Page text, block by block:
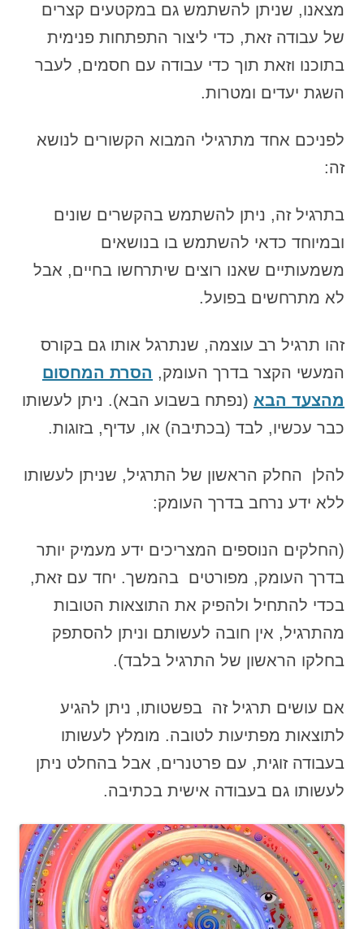
מצאנו, שניתן להשתמש גם במקטעים קצרים
של עבודה זאת, כדי ליצור התפתחות פנימית
בתוכנו וזאת תוך כדי עבודה עם חסמים, לעבר
השגת יעדים ומטרות.
לפניכם אחד מתרגילי המבוא הקשורים לנושא
זה:
בתרגיל זה, ניתן להשתמש בהקשרים שונים
ובמיוחד כדאי להשתמש בו בנושאים
משמעותיים שאנו רוצים שיתרחשו בחיים, אבל
לא מתרחשים בפועל.
זהו תרגיל רב עוצמה, שנתרגל אותו גם בקורס
המעשי הקצר בדרך העומק, הסרת המחסום
מהצעד הבא (נפתח בשבוע הבא). ניתן לעשותו
כבר עכשיו, לבד (בכתיבה) או, עדיף, בזוגות.
להלן החלק הראשון של התרגיל, שניתן לעשותו
ללא ידע נרחב בדרך העומק:
(החלקים הנוספים המצריכים ידע מעמיק יותר
בדרך העומק, מפורטים בהמשך. יחד עם זאת,
בכדי להתחיל ולהפיק את התוצאות הטובות
מהתרגיל, אין חובה לעשותם וניתן להסתפק
בחלקו הראשון של התרגיל בלבד).
אם עושים תרגיל זה בפשטותו, ניתן להגיע
לתוצאות מפתיעות לטובה. מומלץ לעשותו
בעבודה זוגית, עם פרטנרים, אבל בהחלט ניתן
לעשותו גם בעבודה אישית בכתיבה.